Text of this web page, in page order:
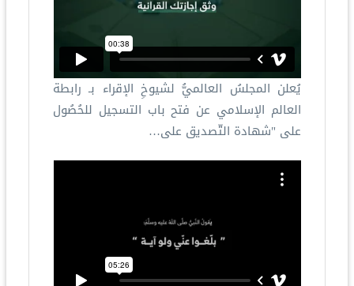
يُعلن المجلسُ العالميُّ لشيوخِ الإقراء بـ رابطة
العالم الإسلامي عن فتح باب التسجيل للحُصُول
على "شهادة التّصديق على…